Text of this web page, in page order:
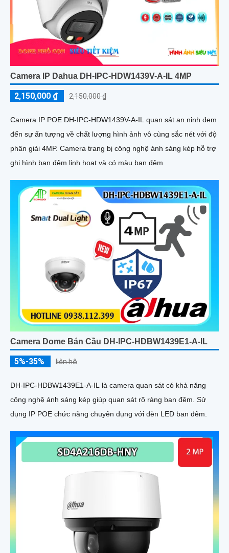
Camera IP Dahua DH-IPC-HDW1439V-A-IL 4MP
2,150,000 ₫ 2,150,000 ₫
Camera IP POE DH-IPC-HDW1439V-A-IL quan sát an ninh đem
đến sự ấn tượng về chất lượng hình ảnh vô cùng sắc nét với độ
phân giải 4MP. Camera trang bị công nghệ ánh sáng kép hỗ trợ
ghi hình ban đêm linh hoạt và có màu ban đêm
Camera Dome Bán Cầu DH-IPC-HDBW1439E1-A-IL
5%-35% liên hệ
DH-IPC-HDBW1439E1-A-IL là camera quan sát có khả năng
công nghệ ánh sáng kép giúp quan sát rõ ràng ban đêm. Sử
dụng IP POE chức năng chuyên dụng với đèn LED ban đêm.